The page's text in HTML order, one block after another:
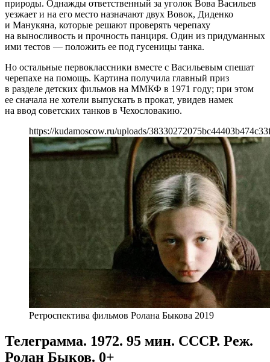
природы. Однажды ответственный за уголок Вова Васильев
уезжает и на его место назначают двух Вовок, Диденко
и Манукяна, которые решают проверять черепаху
на выносливость и прочность панциря. Один из придуманных
ими тестов — положить ее под гусеницы танка.
Но остальные первоклассники вместе с Васильевым спешат
черепахе на помощь. Картина получила главный приз
в разделе детских фильмов на ММКФ в 1971 году; при этом
ее сначала не хотели выпускать в прокат, увидев намек
на ввод советских танков в Чехословакию.
https://kudamoscow.ru/uploads/
Ретроспектива фильмов Ролана Быкова 2019
Телеграмма. 1972. 95 мин. СССР. Реж.
Ролан Быков. 0+